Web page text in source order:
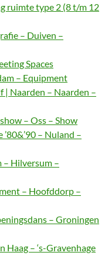
ruimte type 2 (8 t/m 12
– Duiven –
Spaces
– Equipment
| Naarden – Naarden –
– Oss – Show
– Nuland –
– Hilversum –
– Hoofddorp –
– Groningen
Haag – ‘s-Gravenhage